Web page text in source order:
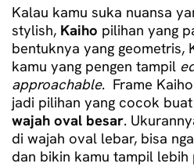
Kalau kamu suka nuansa
stylish, Kaiho pilihan yang
bentuknya yang geometris,
kamu yang pengen tampil
approachable. Frame
jadi pilihan yang cocok
wajah oval besar.
di wajah oval lebar, bisa
dan bikin kamu tampil lebih